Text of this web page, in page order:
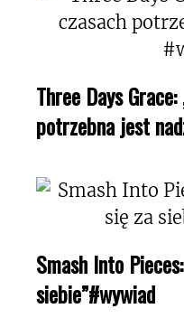
Three Days
potrzebna jest
Smash Into
siebie”#wywiad